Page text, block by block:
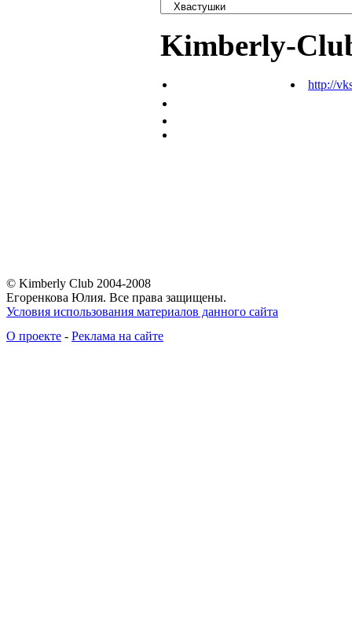
Kimberly-
http://
© Kimberly Club 2004-2008
Егоренкова Юлия. Все права защищены.
Условия использования материалов данного сайта
О проекте - Реклама на сайте